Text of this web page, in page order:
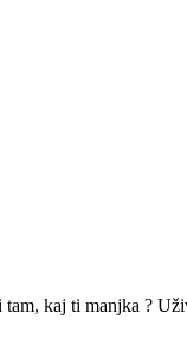
kaj ti manjka ?